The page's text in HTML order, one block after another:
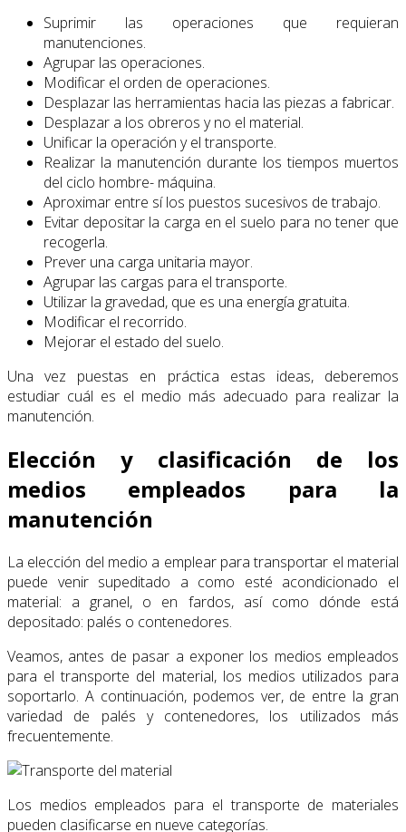
Suprimir las operaciones que requieran
manutenciones.
Agrupar las operaciones.
Modificar el orden de operaciones.
Desplazar las herramientas hacia las piezas a fabricar.
Desplazar a los obreros y no el material.
Unificar la operación y el transporte.
Realizar la manutención durante los tiempos muertos
del ciclo hombre- máquina.
Aproximar entre sí los puestos sucesivos de trabajo.
Evitar depositar la carga en el suelo para no tener que
recogerla.
Prever una carga unitaria mayor.
Agrupar las cargas para el transporte.
Utilizar la gravedad, que es una energía gratuita.
Modificar el recorrido.
Mejorar el estado del suelo.
Una vez puestas en práctica estas ideas, deberemos
estudiar cuál es el medio más adecuado para realizar la
manutención.
Elección y clasificación de los
medios empleados para la
manutención
La elección del medio a emplear para transportar el material
puede venir supeditado a como esté acondicionado el
material: a granel, o en fardos, así como dónde está
depositado: palés o contenedores.
Veamos, antes de pasar a exponer los medios empleados
para el transporte del material, los medios utilizados para
soportarlo. A continuación, podemos ver, de entre la gran
variedad de palés y contenedores, los utilizados más
frecuentemente.
Los medios empleados para el transporte de materiales
pueden clasificarse en nueve categorías.